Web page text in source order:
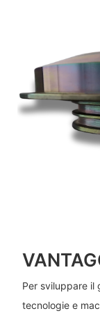
Per sviluppare il
tecnologie e